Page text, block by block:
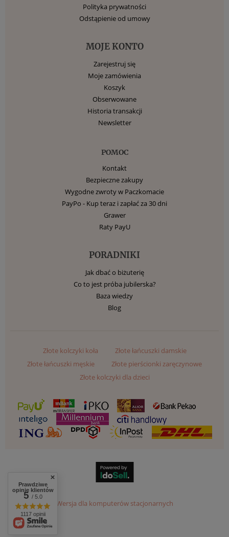
Polityka prywatności
Odstąpienie od umowy
MOJE KONTO
Zarejestruj się
Moje zamówienia
Koszyk
Obserwowane
Historia transakcji
Newsletter
POMOC
Kontakt
Bezpieczne zakupy
Wygodne zwroty w Paczkomacie
PayPo - Kup teraz i zapłać za 30 dni
Grawer
Raty PayU
PORADNIKI
Jak dbać o biżuterię
Co to jest próba jubilerska?
Baza wiedzy
Blog
Złote kolczyki koła
Złote łańcuszki damskie
Złote łańcuszki męskie
Złote pierścionki zaręczynowe
Złote kolczyki dla dzieci
Wersja dla komputerów stacjonarnych
Prawdziwe
opinie klientów
5/ 5.0
1117 opinii